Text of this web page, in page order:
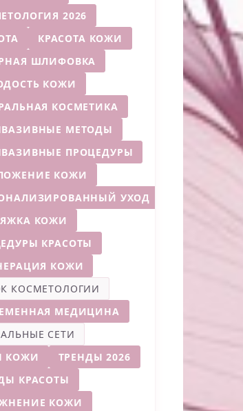
2026
КРАСОТА КОЖИ
ШЛИФОВКА
КОЖИ
КОСМЕТИКА
МЕТОДЫ
ПРОЦЕДУРЫ
КОЖИ
УХОД
КОЖИ
КРАСОТЫ
КОЖИ
КОСМЕТОЛОГИИ
МЕДИЦИНА
СЕТИ
КОЖИ
ТРЕНДЫ 2026
КРАСОТЫ
КОЖИ